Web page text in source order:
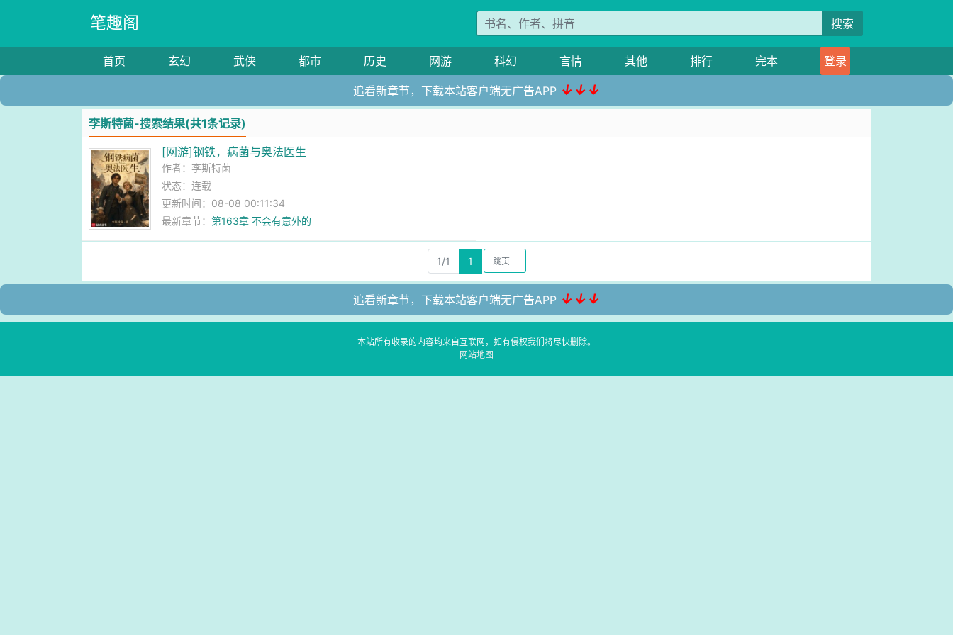
笔趣阁 搜索
首页 玄幻 武侠 都市 历史 网游 科幻 言情 其他 排行 完本 登录
追看新章节，下载本站客户端无广告APP ↓↓↓
李斯特菌-搜索结果(共1条记录)
[网游]钢铁，病菌与奥法医生
作者： 李斯特菌
状态：连载
更新时间：08-08 00:11:34
最新章节：第163章 不会有意外的
1/1 1
追看新章节，下载本站客户端无广告APP ↓↓↓
本站所有收录的内容均来自互联网，如有侵权我们将尽快删除。
网站地图